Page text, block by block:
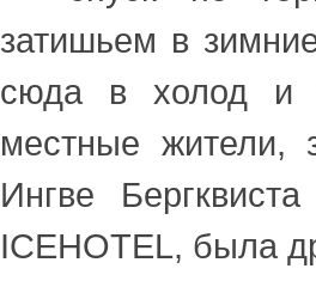
затишьем в
сюда в холод и
местные жители,
Ингве
ICEHOTEL, была